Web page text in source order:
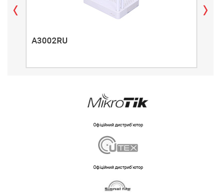
A3002RU
Офіційний дистриб'ютор
Офіційний дистриб'ютор